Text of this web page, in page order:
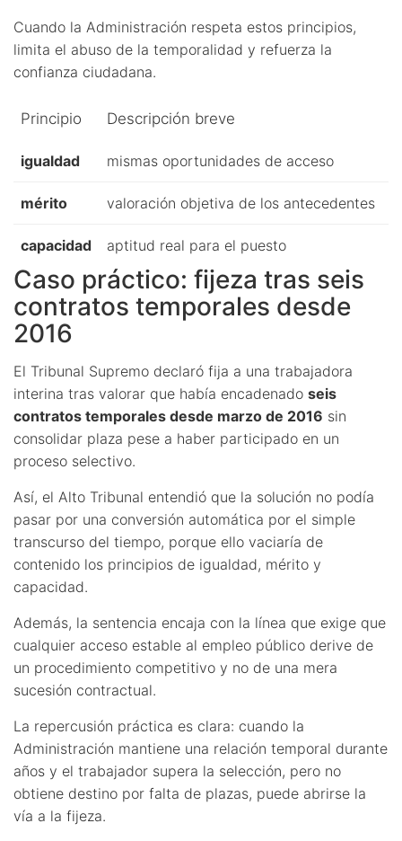
Cuando la Administración respeta estos principios,
limita el abuso de la temporalidad y refuerza la
confianza ciudadana.
Principio Descripción breve
igualdad mismas oportunidades de acceso
mérito valoración objetiva de los antecedentes
capacidad aptitud real para el puesto
Caso práctico: fijeza tras seis
contratos temporales desde
2016
El Tribunal Supremo declaró fija a una trabajadora
interina tras valorar que había encadenado seis
contratos temporales desde marzo de 2016 sin
consolidar plaza pese a haber participado en un
proceso selectivo.
Así, el Alto Tribunal entendió que la solución no podía
pasar por una conversión automática por el simple
transcurso del tiempo, porque ello vaciaría de
contenido los principios de igualdad, mérito y
capacidad.
Además, la sentencia encaja con la línea que exige que
cualquier acceso estable al empleo público derive de
un procedimiento competitivo y no de una mera
sucesión contractual.
La repercusión práctica es clara: cuando la
Administración mantiene una relación temporal durante
años y el trabajador supera la selección, pero no
obtiene destino por falta de plazas, puede abrirse la
vía a la fijeza.